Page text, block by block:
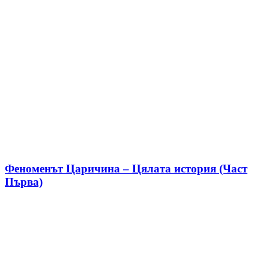
Феноменът Царичина – Цялата история (Част
Първа)